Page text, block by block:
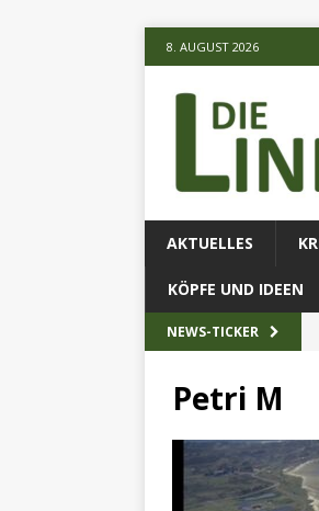
8. AUGUST 2026
AKTUELLES
KÖPFE UND IDEEN
NEWS-TICKER
Petri M